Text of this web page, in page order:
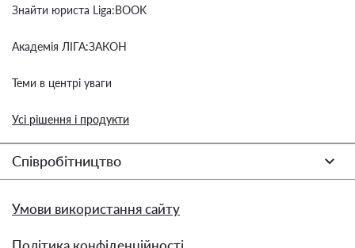
Знайти юриста Liga:BOOK
Академія ЛІГА:ЗАКОН
Теми в центрі уваги
Усі рішення і продукти
Співробітництво
Умови використання сайту